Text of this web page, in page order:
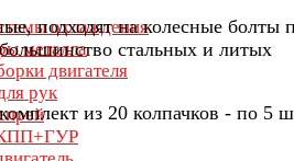
охлаждения
металла
двигателя
рук
подходят на колесные болты
стальных и литых
из 20 колпачков - по 5